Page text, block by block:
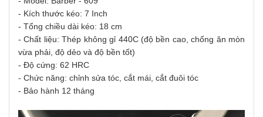
- Kích thước kéo: 7 Inch
- Tổng chiều dài kéo: 18 cm
- Chất liệu: Thép không gỉ 440C (độ bền cao, chống ăn mòn
vừa phải, độ dẻo và độ bền tốt)
- Độ cứng: 62 HRC
- Chức năng: chỉnh sửa tóc, cắt mái, cắt đuôi tóc
- Bảo hành 12 tháng